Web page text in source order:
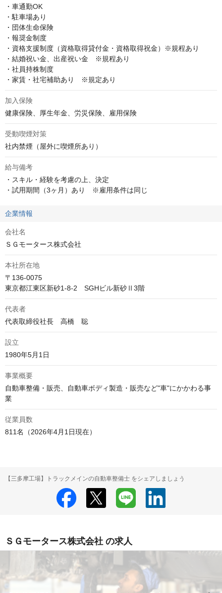
・車通勤OK
・駐車場あり
・団体生命保険
・報奨金制度
・資格支援制度（資格取得貸付金・資格取得祝金）※規程あり
・結婚祝い金、出産祝い金　※規程あり
・社員持株制度
・家賃・社宅補助あり　※規定あり
加入保険
健康保険、厚生年金、労災保険、雇用保険
受動喫煙対策
社内禁煙（屋外に喫煙所あり）
給与備考
・スキル・経験を考慮の上、決定
・試用期間（3ヶ月）あり　※雇用条件は同じ
企業情報
会社名
ＳＧモータース株式会社
本社所在地
〒136-0075
東京都江東区新砂1-8-2　SGHビル新砂Ⅱ3階
代表者
代表取締役社長　高橋　聡
設立
1980年5月1日
事業概要
自動車整備・販売、自動車ボディ製造・販売など"車"にかかわる事
業
従業員数
811名（2026年4月1日現在）
【三多摩工場】トラックメインの自動車整備士 をシェアしましょう
ＳＧモータース株式会社 の求人